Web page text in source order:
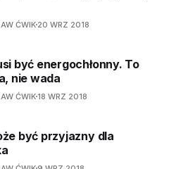
ĆWIK 20 WRZ 2018
być energochłonny. To
nie wada
ĆWIK 18 WRZ 2018
być przyjazny dla